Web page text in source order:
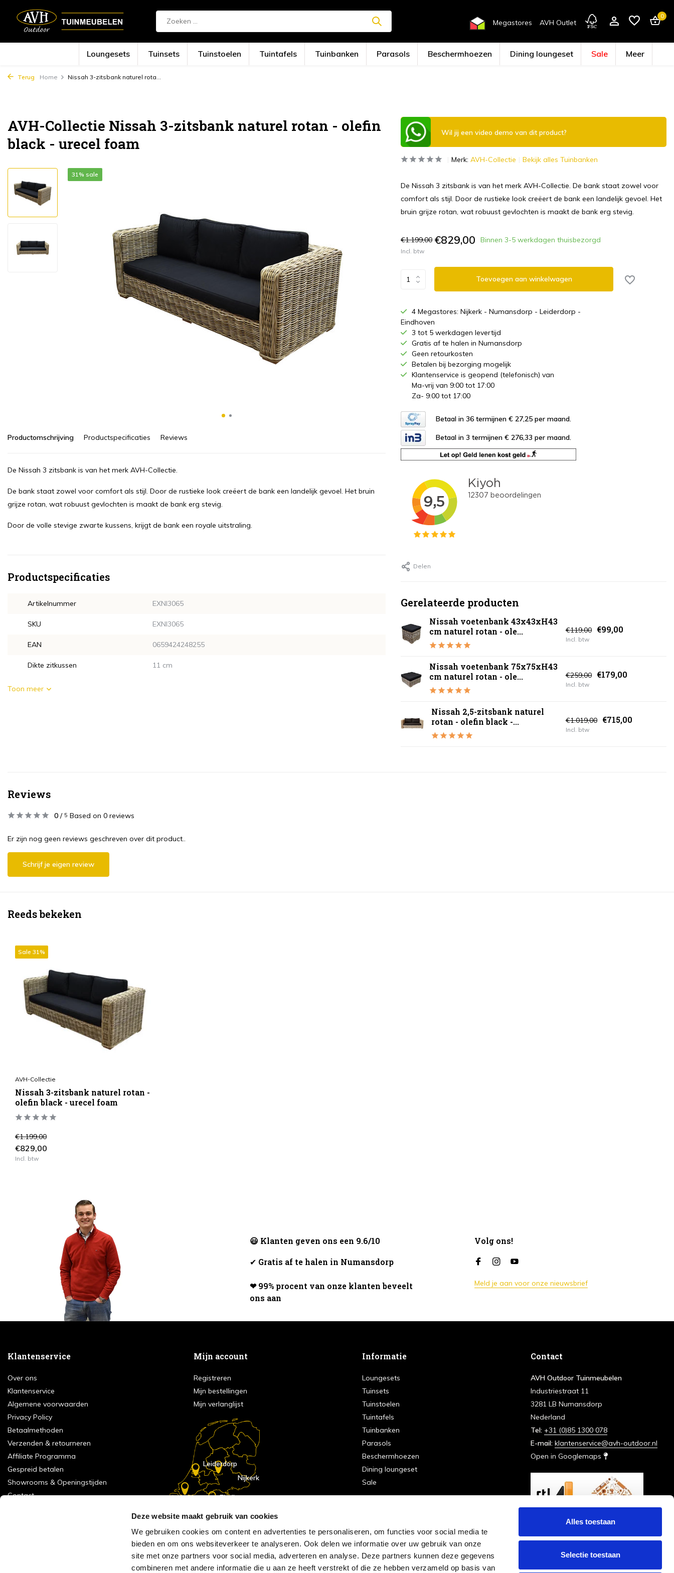
Deze website maakt gebruik van cookies
We gebruiken cookies om content en advertenties te personaliseren, om functies voor social media te
bieden en om ons websiteverkeer te analyseren. Ook delen we informatie over uw gebruik van onze
site met onze partners voor social media, adverteren en analyse. Deze partners kunnen deze gegevens
combineren met andere informatie die u aan ze heeft verstrekt of die ze hebben verzameld op basis van
Alles toestaan
Selectie toestaan
Megastores AVH Outlet
0
Loungesets Tuinsets Tuinstoelen Tuintafels Tuinbanken Parasols Beschermhoezen Dining loungeset Sale Meer
Terug Home Nissah 3-zitsbank naturel rota...
AVH-Collectie Nissah 3-zitsbank naturel rotan - olefin
black - urecel foam
31% sale
Productomschrijving Productspecificaties Reviews
De Nissah 3 zitsbank is van het merk AVH-Collectie.
De bank staat zowel voor comfort als stijl. Door de rustieke look creëert de bank een landelijk gevoel. Het bruin
grijze rotan, wat robuust gevlochten is maakt de bank erg stevig.
Door de volle stevige zwarte kussens, krijgt de bank een royale uitstraling.
Productspecificaties
Artikelnummer EXNI3065
SKU EXNI3065
EAN 0659424248255
Dikte zitkussen 11 cm
Toon meer
Wil jij een video demo van dit product?
Merk: AVH-Collectie Bekijk alles Tuinbanken
De Nissah 3 zitsbank is van het merk AVH-Collectie. De bank staat zowel voor
comfort als stijl. Door de rustieke look creëert de bank een landelijk gevoel. Het
bruin grijze rotan, wat robuust gevlochten is maakt de bank erg stevig.
€1.199,00 €829,00 Binnen 3-5 werkdagen thuisbezorgd
Incl. btw
Toevoegen aan winkelwagen
4 Megastores: Nijkerk - Numansdorp - Leiderdorp -
Eindhoven
3 tot 5 werkdagen levertijd
Gratis af te halen in Numansdorp
Geen retourkosten
Betalen bij bezorging mogelijk
Klantenservice is geopend (telefonisch) van
Ma-vrij van 9:00 tot 17:00
Za- 9:00 tot 17:00
Betaal in 36 termijnen € 27,25 per maand.
Betaal in 3 termijnen € 276,33 per maand.
Delen
Gerelateerde producten
Nissah voetenbank 43x43xH43
cm naturel rotan - ole...
€119,00 €99,00
Incl. btw
Nissah voetenbank 75x75xH43
cm naturel rotan - ole...
€259,00 €179,00
Incl. btw
Nissah 2,5-zitsbank naturel
rotan - olefin black -...
€1.019,00 €715,00
Incl. btw
Reviews
0 / 5 Based on 0 reviews
Er zijn nog geen reviews geschreven over dit product..
Schrijf je eigen review
Reeds bekeken
Sale 31%
AVH-Collectie
Nissah 3-zitsbank naturel rotan -
olefin black - urecel foam
€1.199,00
€829,00
Incl. btw
😃 Klanten geven ons een 9.6/10
✔ Gratis af te halen in Numansdorp
❤ 99% procent van onze klanten beveelt
ons aan
Volg ons!
Meld je aan voor onze nieuwsbrief
Klantenservice
Over ons
Klantenservice
Algemene voorwaarden
Privacy Policy
Betaalmethoden
Verzenden & retourneren
Affiliate Programma
Gespreid betalen
Showrooms & Openingstijden
Contact
Mijn account
Registreren
Mijn bestellingen
Mijn verlanglijst
Eindhoven
Nijkerk
Leiderdorp
Informatie
Loungesets
Tuinsets
Tuinstoelen
Tuintafels
Tuinbanken
Parasols
Beschermhoezen
Dining loungeset
Sale
Contact
AVH Outdoor Tuinmeubelen
Industriestraat 11
3281 LB Numansdorp
Nederland
Tel: +31 (0)85 1300 078
E-mail: klantenservice@avh-outdoor.nl
Open in Googlemaps